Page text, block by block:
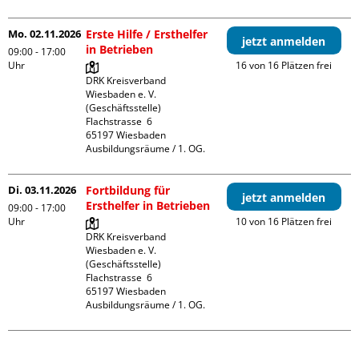
Mo. 02.11.2026
09:00 - 17:00
Uhr
Erste Hilfe / Ersthelfer
in Betrieben
DRK Kreisverband
Wiesbaden e. V.
(Geschäftsstelle)
Flachstrasse  6
65197 Wiesbaden
Ausbildungsräume / 1. OG.
jetzt anmelden
16 von 16 Plätzen frei
Di. 03.11.2026
09:00 - 17:00
Uhr
Fortbildung für
Ersthelfer in Betrieben
DRK Kreisverband
Wiesbaden e. V.
(Geschäftsstelle)
Flachstrasse  6
65197 Wiesbaden
Ausbildungsräume / 1. OG.
jetzt anmelden
10 von 16 Plätzen frei